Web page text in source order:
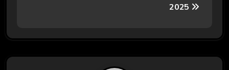
g
a
2025